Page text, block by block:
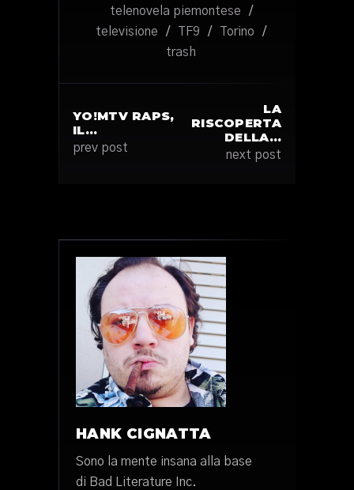
telenovela piemontese
/
televisione
/ TF9 / Torino
/
trash
YO!MTV RAPS,
IL…
prev post
LA
RISCOPERTA
DELLA…
next post
HANK CIGNATTA
Sono la mente insana alla base
di Bad Literature Inc.